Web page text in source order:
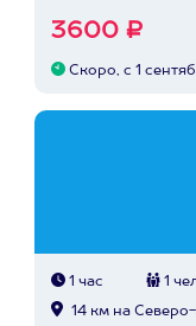
3600 ₽
Скоро, с 1
1 час 1
14 км на